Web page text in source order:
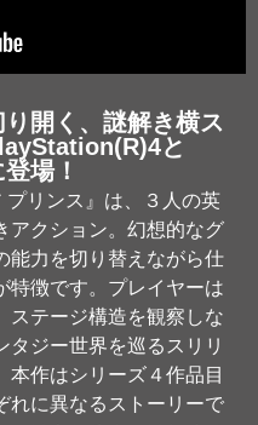
開く、謎解き横ス
と
場！
プリンス』は、３人の英
アクション。幻想的なグ
能力を切り替えながら仕
特徴です。プレイヤーは
ステージ構造を観察しな
タジー世界を巡るスリリ
本作はシリーズ４作品目
れに異なるストーリーで